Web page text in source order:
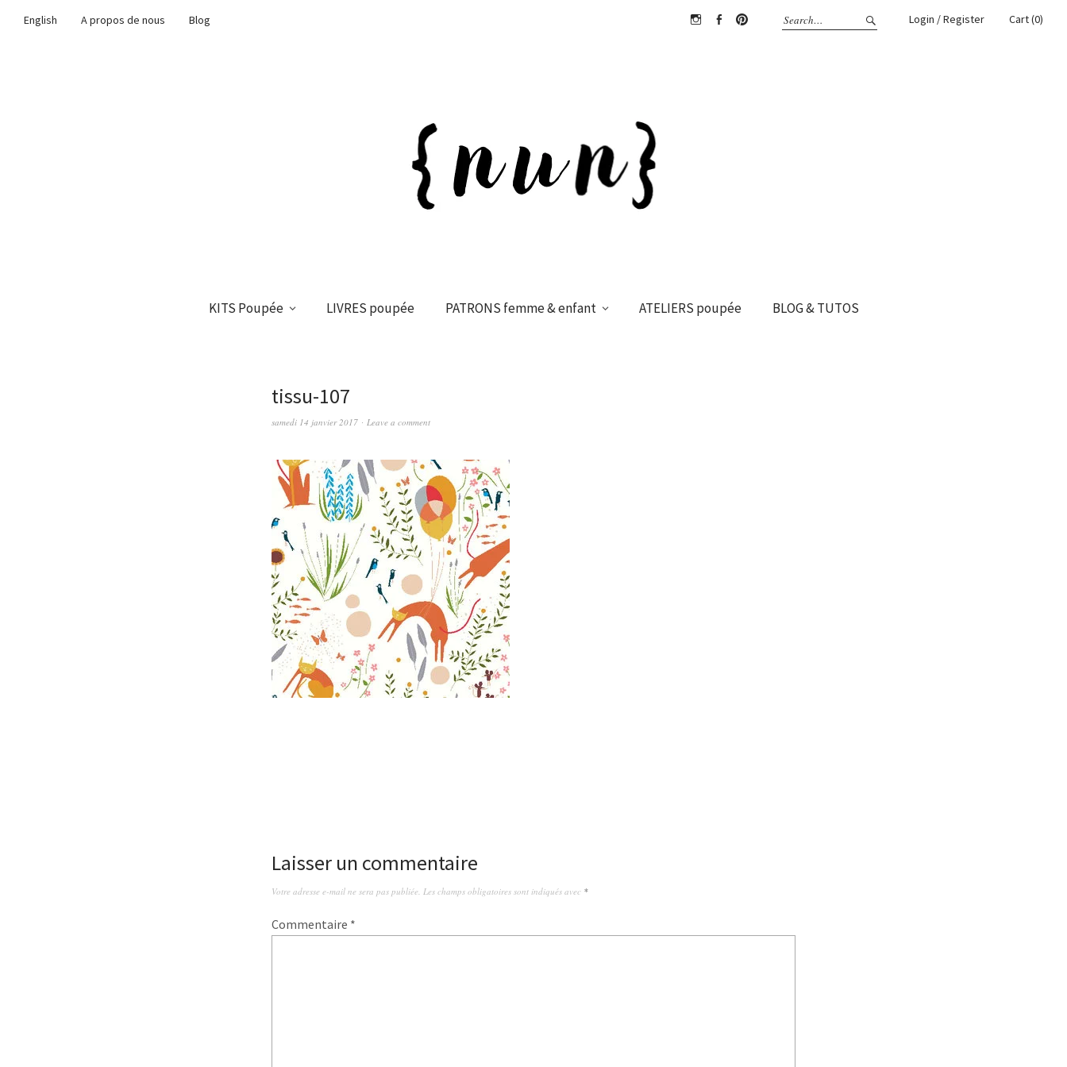
English A propos de nous
Blog
Login / Register Cart (0)
KITS Poupée LIVRES poupée PATRONS femme & enfant ATELIERS poupée BLOG & TUTOS
tissu-107
samedi 14 janvier 2017 Leave a comment
Laisser un commentaire
Votre adresse e-mail ne sera pas publiée. Les champs obligatoires sont indiqués avec *
Commentaire *